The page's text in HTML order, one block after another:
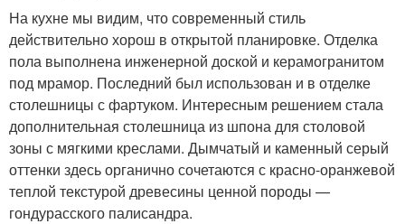
На кухне мы видим, что современный стиль
действительно хорош в открытой планировке. Отделка
пола выполнена инженерной доской и керамогранитом
под мрамор. Последний был использован и в отделке
столешницы с фартуком. Интересным решением стала
дополнительная столешница из шпона для столовой
зоны с мягкими креслами. Дымчатый и каменный серый
оттенки здесь органично сочетаются с красно-оранжевой
теплой текстурой древесины ценной породы —
гондурасского палисандра.